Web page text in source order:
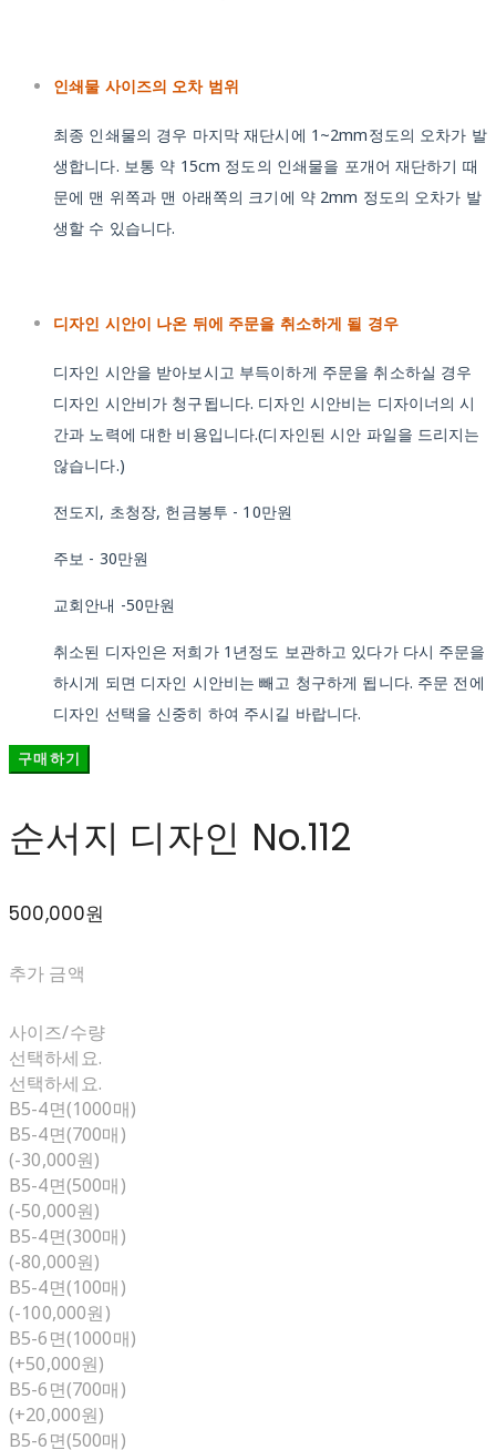
인쇄물 사이즈의 오차 범위
최종 인쇄물의 경우 마지막 재단시에 1~2mm정도의 오차가 발
생합니다. 보통 약 15cm 정도의 인쇄물을 포개어 재단하기 때
문에 맨 위쪽과 맨 아래쪽의 크기에 약 2mm 정도의 오차가 발
생할 수 있습니다.
디자인 시안이 나온 뒤에 주문을 취소하게 될 경우
디자인 시안을 받아보시고 부득이하게 주문을 취소하실 경우
디자인 시안비가 청구됩니다. 디자인 시안비는 디자이너의 시
간과 노력에 대한 비용입니다.(디자인된 시안 파일을 드리지는
않습니다.)
전도지, 초청장, 헌금봉투 - 10만원
주보 - 30만원
교회안내 -50만원
취소된 디자인은 저희가 1년정도 보관하고 있다가 다시 주문을
하시게 되면 디자인 시안비는 빼고 청구하게 됩니다. 주문 전에
디자인 선택을 신중히 하여 주시길 바랍니다.
구매하기
순서지 디자인 No.112
500,000원
추가 금액
사이즈/수량
선택하세요.
선택하세요.
B5-4면(1000매)
B5-4면(700매)
(-30,000원)
B5-4면(500매)
(-50,000원)
B5-4면(300매)
(-80,000원)
B5-4면(100매)
(-100,000원)
B5-6면(1000매)
(+50,000원)
B5-6면(700매)
(+20,000원)
B5-6면(500매)